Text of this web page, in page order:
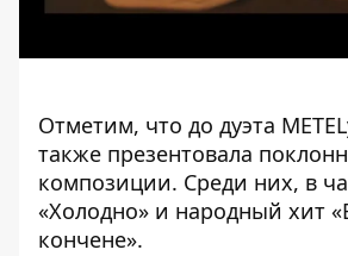
Отметим, что до дуэта
также презентовала
композиции. Среди них, в
«Холодно» и народный хит
кончене».